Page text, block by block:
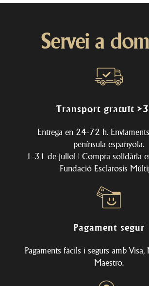
Servei a
Transport gratuït
Entrega en 24-72 h.
península espanyola.
1-31 de juliol | Compra solidària
Fundació Esclarosis
Pagament segur
Pagaments fàcils i segurs amb
Maestro.